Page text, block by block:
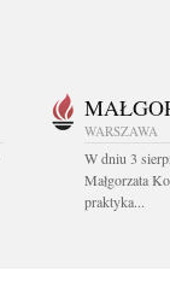
WARSZAWA
W dniu 3
Małgorzata
praktyka...